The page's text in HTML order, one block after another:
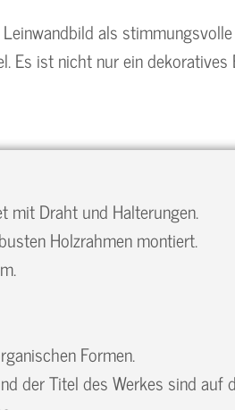
als
Es ist nicht nur ein
mit Draht und Halterungen.
Holzrahmen montiert.
Formen.
der Titel des Werkes sind